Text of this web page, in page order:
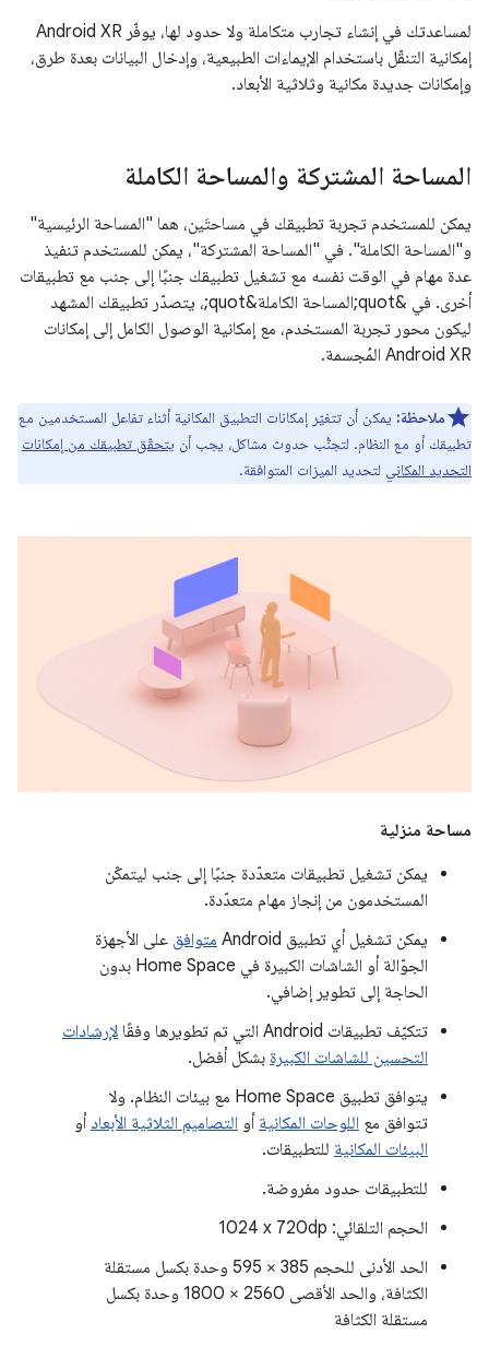
لمساعدتك في إنشاء تجارب متكاملة ولا حدود لها، يوفّر Android XR
إمكانية التنقّل باستخدام الإيماءات الطبيعية، وإدخال البيانات بعدة طرق،
وإمكانات جديدة مكانية وثلاثية الأبعاد.
المساحة المشتركة والمساحة الكاملة
يمكن للمستخدم تجربة تطبيقك في مساحتَين، هما "المساحة الرئيسية"
و"المساحة الكاملة". في "المساحة المشتركة"، يمكن للمستخدم تنفيذ
عدة مهام في الوقت نفسه مع تشغيل تطبيقك جنبًا إلى جنب مع تطبيقات
أخرى. في &quot;المساحة الكاملة&quot;، يتصدّر تطبيقك المشهد
ليكون محور تجربة المستخدم، مع إمكانية الوصول الكامل إلى إمكانات
Android XR المُجسمة.
ملاحظة: يمكن أن تتغيّر إمكانات التطبيق المكانية أثناء تفاعل المستخدمين مع
تطبيقك أو مع النظام. لتجنُّب حدوث مشاكل، يجب أن يتحقّق تطبيقك من إمكانات
التحديد المكاني لتحديد الميزات المتوافقة.
مساحة منزلية
يمكن تشغيل تطبيقات متعدّدة جنبًا إلى جنب ليتمكّن
المستخدمون من إنجاز مهام متعدّدة.
يمكن تشغيل أي تطبيق Android
متوافق على الأجهزة
الجوّالة أو الشاشات الكبيرة في Home Space بدون
الحاجة إلى تطوير إضافي.
تتكيّف تطبيقات Android التي تم تطويرها وفقًا
لإرشادات
التحسين للشاشات الكبيرة بشكل أفضل.
يتوافق تطبيق Home Space مع بيئات النظام. ولا
تتوافق مع اللوحات المكانية أو التصاميم الثلاثية الأبعاد أو
البيئات المكانية للتطبيقات.
للتطبيقات حدود مفروضة.
الحجم التلقائي: ‎1024 x 720dp
الحد الأدنى للحجم 385 × 595 وحدة بكسل مستقلة
الكثافة، والحد الأقصى 2560 × 1800 وحدة بكسل
مستقلة الكثافة